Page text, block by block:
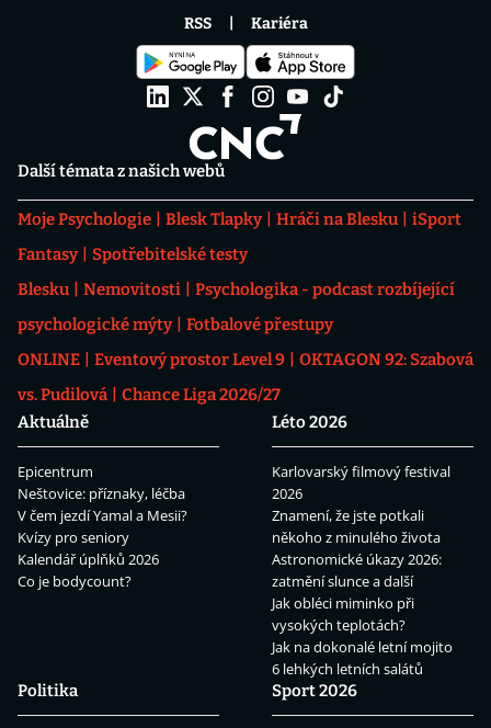
Další témata z našich webů
Moje Psychologie Blesk Tlapky Hráči na Blesku
iSport
Fantasy
Spotřebitelské testy
Blesku
Nemovitosti
Psychologika - podcast rozbíjející
psychologické mýty
Fotbalové přestupy
ONLINE
Eventový prostor Level 9
OKTAGON 92: Szabová
vs. Pudilová
Chance Liga 2026/27
Aktuálně
Epicentrum
Neštovice: příznaky, léčba
V čem jezdí Yamal a Mesii?
Kvízy pro seniory
Kalendář úplňků 2026
Co je bodycount?
Léto 2026
Karlovarský filmový festival
2026
Znamení, že jste potkali
někoho z minulého života
Astronomické úkazy 2026:
zatmění slunce a další
Jak obléci miminko při
vysokých teplotách?
Jak na dokonalé letní mojito
6 lehkých letních salátů
Politika
Sport 2026
RSS Kariéra